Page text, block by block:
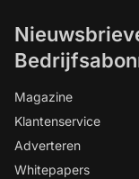
Magazine
Klantenservice
Adverteren
Whitepapers